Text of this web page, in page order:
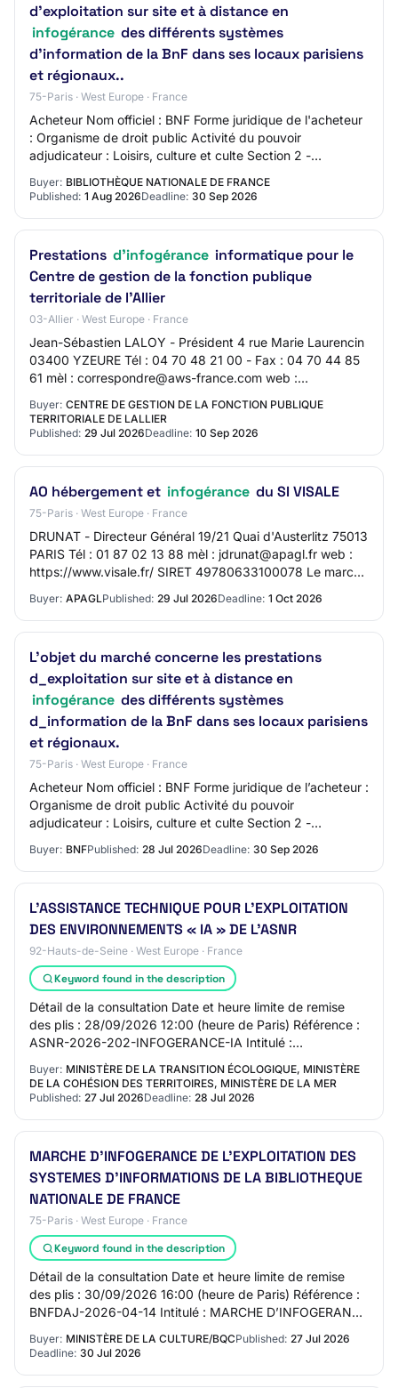
d'exploitation sur site et à distance en
infogérance des différents systèmes
d'information de la BnF dans ses locaux parisiens
et régionaux..
75-Paris · West Europe · France
Acheteur Nom officiel : BNF Forme juridique de l'acheteur
: Organisme de droit public Activité du pouvoir
adjudicateur : Loisirs, culture et culte Section 2 -
Procédure 2.1 Procédure Titre : MARCHE D…
Buyer: BIBLIOTHÈQUE NATIONALE DE FRANCE
Published: 1 Aug 2026Deadline: 30 Sep 2026
Prestations d'infogérance informatique pour le
Centre de gestion de la fonction publique
territoriale de l'Allier
03-Allier · West Europe · France
Jean-Sébastien LALOY - Président 4 rue Marie Laurencin
03400 YZEURE Tél : 04 70 48 21 00 - Fax : 04 70 44 85
61 mèl : correspondre@aws-france.com web :
Buyer: CENTRE DE GESTION DE LA FONCTION PUBLIQUE
TERRITORIALE DE LALLIER
Published: 29 Jul 2026Deadline: 10 Sep 2026
AO hébergement et infogérance du SI VISALE
75-Paris · West Europe · France
DRUNAT - Directeur Général 19/21 Quai d'Austerlitz 75013
PARIS Tél : 01 87 02 13 88 mèl : jdrunat@apagl.fr web :
https://www.visale.fr/ SIRET 49780633100078 Le marché
Buyer: APAGLPublished: 29 Jul 2026Deadline: 1 Oct 2026
L'objet du marché concerne les prestations
d_exploitation sur site et à distance en
infogérance des différents systèmes
d_information de la BnF dans ses locaux parisiens
et régionaux.
75-Paris · West Europe · France
Acheteur Nom officiel : BNF Forme juridique de l’acheteur :
Organisme de droit public Activité du pouvoir
adjudicateur : Loisirs, culture et culte Section 2 -
Buyer: BNFPublished: 28 Jul 2026Deadline: 30 Sep 2026
L’ASSISTANCE TECHNIQUE POUR L’EXPLOITATION
DES ENVIRONNEMENTS « IA » DE L’ASNR
92-Hauts-de-Seine · West Europe · France
Keyword found in the description
Détail de la consultation Date et heure limite de remise
des plis : 28/09/2026 12:00 (heure de Paris) Référence :
ASNR-2026-202-INFOGERANCE-IA Intitulé :
L’ASSISTANCE TECHNIQUE POUR L’EXPLOITATION DE…
Buyer: MINISTÈRE DE LA TRANSITION ÉCOLOGIQUE, MINISTÈRE
DE LA COHÉSION DES TERRITOIRES, MINISTÈRE DE LA MER
Published: 27 Jul 2026Deadline: 28 Jul 2026
MARCHE D’INFOGERANCE DE L’EXPLOITATION DES
SYSTEMES D’INFORMATIONS DE LA BIBLIOTHEQUE
NATIONALE DE FRANCE
75-Paris · West Europe · France
Keyword found in the description
Détail de la consultation Date et heure limite de remise
des plis : 30/09/2026 16:00 (heure de Paris) Référence :
BNFDAJ-2026-04-14 Intitulé : MARCHE D’INFOGERANCE
DE L’EXPLOITATION DES SYSTEMES D’IN…
Buyer: MINISTÈRE DE LA CULTURE/BQCPublished: 27 Jul 2026
Deadline: 30 Jul 2026